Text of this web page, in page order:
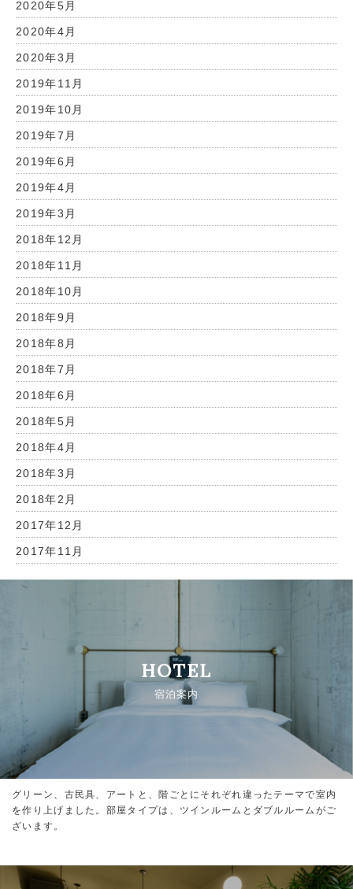
2020年5月
2020年4月
2020年3月
2019年11月
2019年10月
2019年7月
2019年6月
2019年4月
2019年3月
2018年12月
2018年11月
2018年10月
2018年9月
2018年8月
2018年7月
2018年6月
2018年5月
2018年4月
2018年3月
2018年2月
2017年12月
2017年11月
HOTEL
宿泊案内
グリーン、古民具、アートと、階ごとにそれぞれ違ったテーマで室内
を作り上げました。部屋タイプは、ツインルームとダブルルームがご
ざいます。